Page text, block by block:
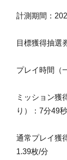
計測期間：
目標獲得抽選
プレイ時間（
ミッション獲
り）：7分49秒
通常プレイ獲
1.39枚/分